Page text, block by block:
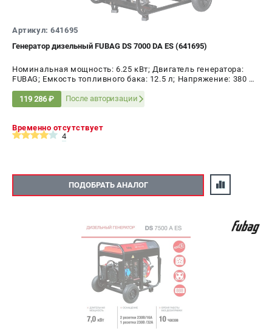
Артикул: 641695
Генератор дизельный FUBAG DS 7000 DA ES (641695)
Номинальная мощность: 6.25 кВт; Двигатель генератора:
FUBAG; Емкость топливного бака: 12.5 л; Напряжение: 380 В;
119 286 ₽
После авторизации
Временно отсутствует
4
ПОДОБРАТЬ АНАЛОГ